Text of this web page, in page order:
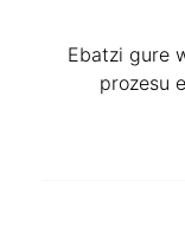
Ebatzi gure
prozesu